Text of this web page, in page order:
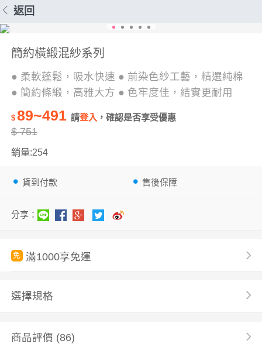
返回
簡約橫緞混紗系列
● 柔軟蓬鬆，吸水快速 ● 前染色紗工藝，精選純棉
● 簡約條緞，高雅大方 ● 色牢度佳，結實更耐用
$ 89~491 請登入 ，確認是否享受優惠
$751
銷量:254
貨到付款 售後保障
分享：
免 滿1000享免運
選擇規格
商品評價 (86)